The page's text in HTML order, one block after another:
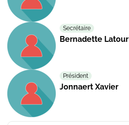
Secrétaire
Bernadette Latour
Président
Jonnaert Xavier